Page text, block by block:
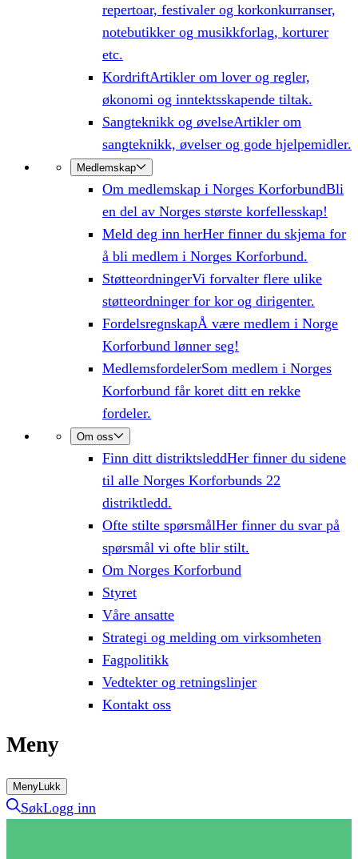
repertoar, festivaler og korkonkurranser,
notebutikker og musikkforlag, korturer
etc.
KordriftArtikler om lover og regler,
økonomi og inntektsskapende tiltak.
Sangteknikk og øvelseArtikler om
sangteknikk, øvelser og gode hjelpemidler.
Medlemskap
Om medlemskap i Norges KorforbundBli
en del av Norges største korfellesskap!
Meld deg inn herHer finner du skjema for
å bli medlem i Norges Korforbund.
StøtteordningerVi forvalter flere ulike
støtteordninger for kor og dirigenter.
FordelsregnskapÅ være medlem i Norge
Korforbund lønner seg!
MedlemsfordelerSom medlem i Norges
Korforbund får koret ditt en rekke
fordeler.
Om oss
Finn ditt distriktsleddHer finner du sidene
til alle Norges Korforbunds 22
distriktledd.
Ofte stilte spørsmålHer finner du svar på
spørsmål vi ofte blir stilt.
Om Norges Korforbund
Styret
Våre ansatte
Strategi og melding om virksomheten
Fagpolitikk
Vedtekter og retningslinjer
Kontakt oss
Meny
MenyLukk
SøkLogg inn